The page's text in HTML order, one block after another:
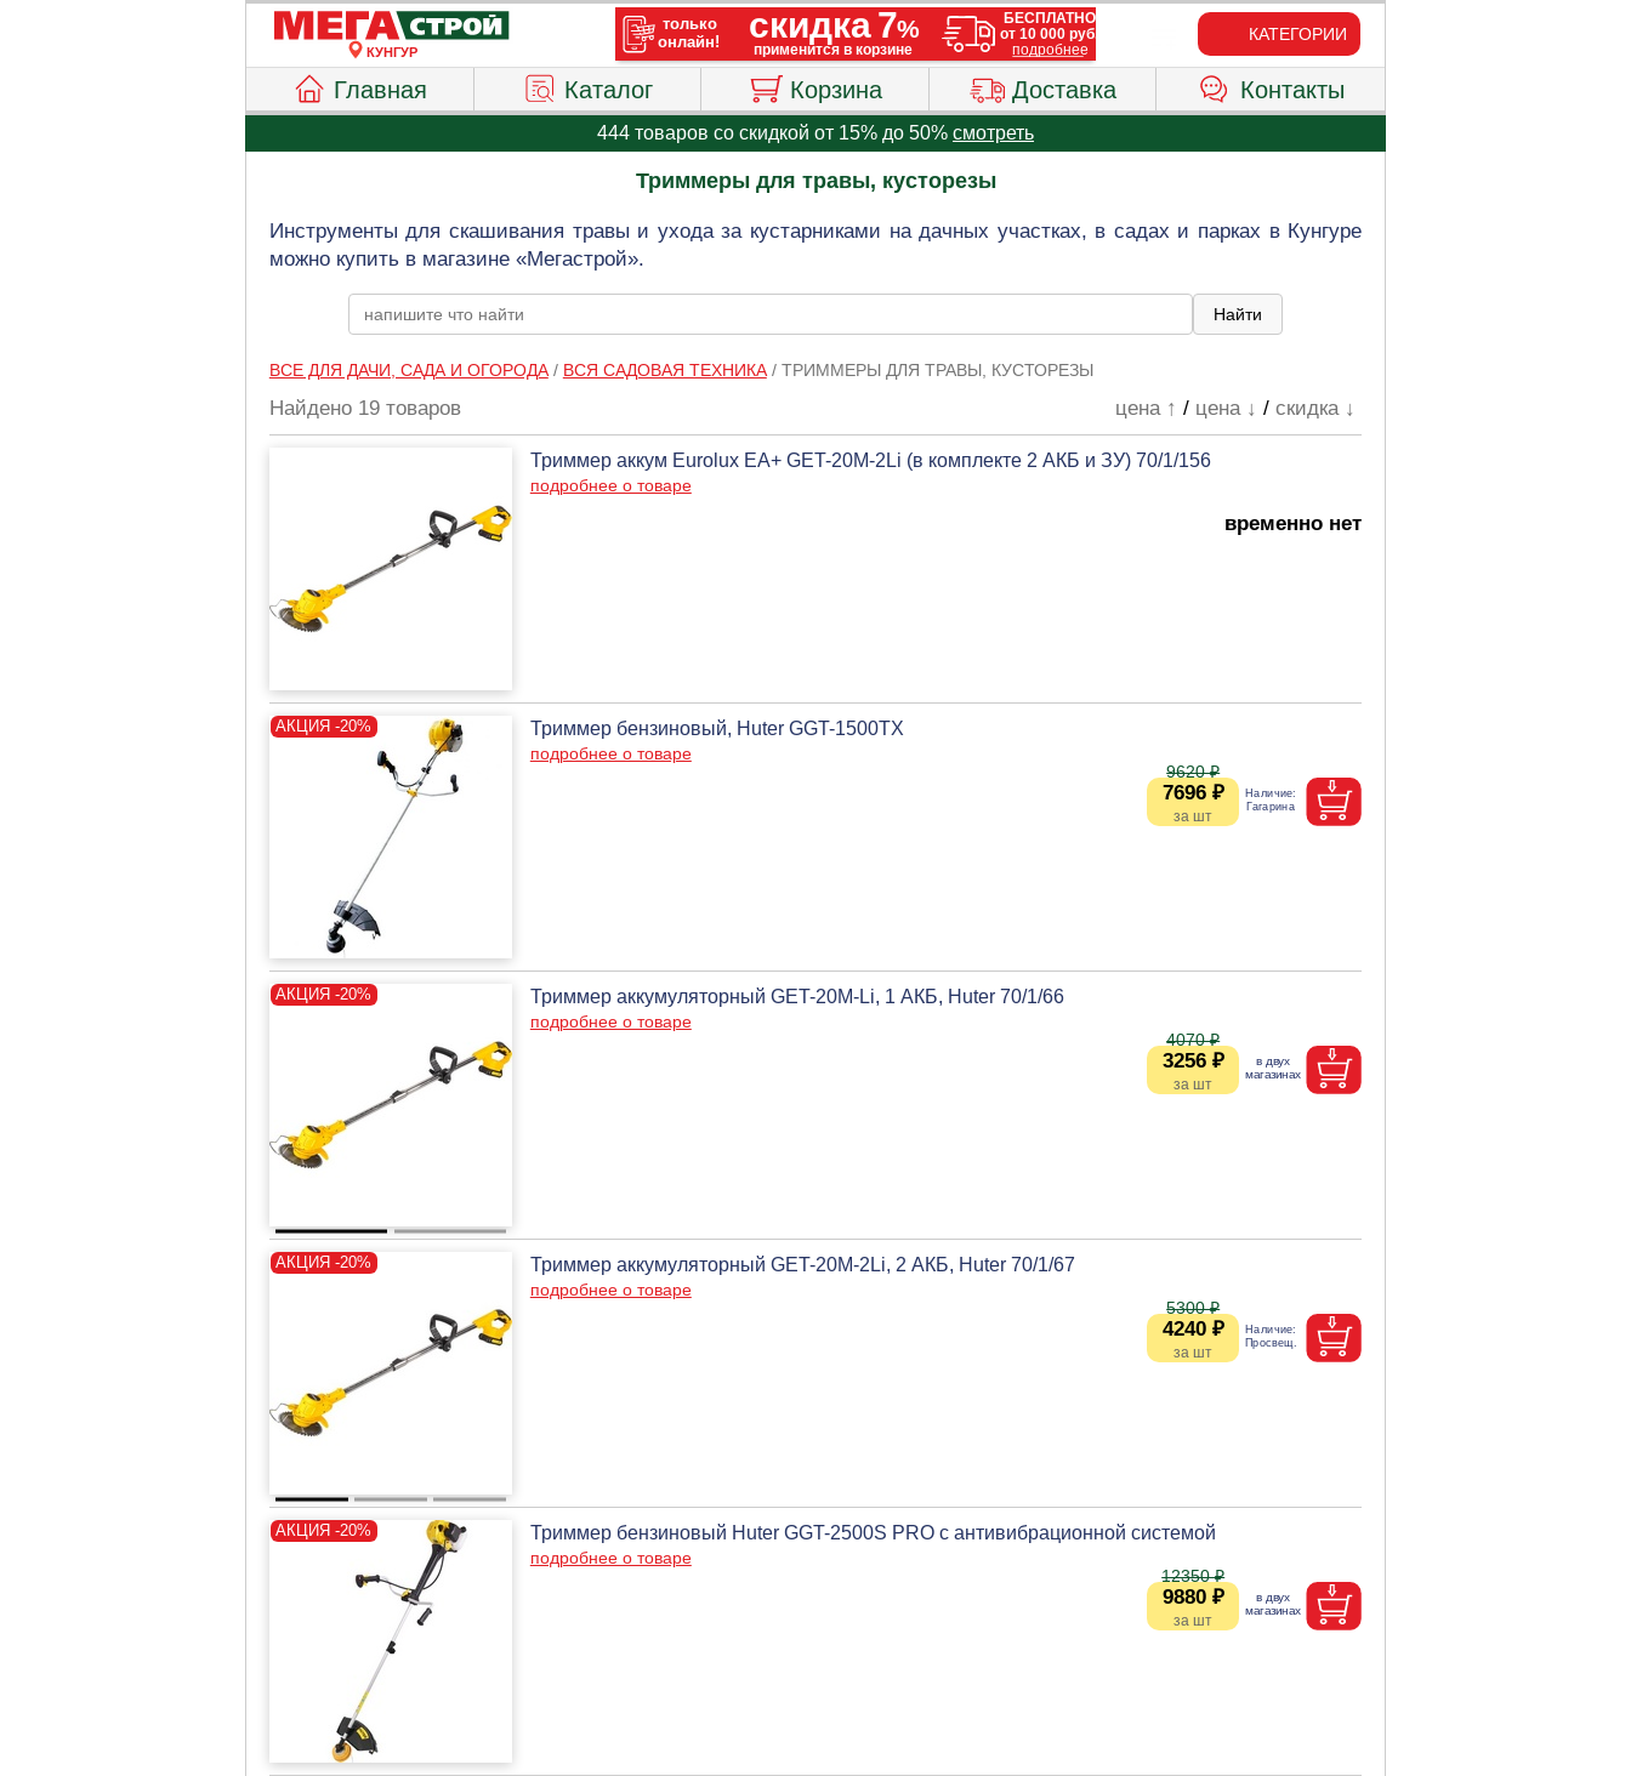
КУНГУР
КАТЕГОРИИ
Главная Каталог Корзина Доставка Контакты
444 товаров со скидкой от 15% до 50% смотреть
Триммеры для травы, кусторезы
Инструменты для скашивания травы и ухода за кустарниками на дачных участках, в садах и парках в Кунгуре
можно купить в магазине «Мегастрой».
ВСЕ ДЛЯ ДАЧИ, САДА И ОГОРОДА/ ВСЯ САДОВАЯ ТЕХНИКА/ ТРИММЕРЫ ДЛЯ ТРАВЫ, КУСТОРЕЗЫ
Найдено 19 товаров цена ↑ / цена ↓ /скидка ↓
Триммер аккум Eurolux EA+ GET-20M-2Li (в комплекте 2 АКБ и ЗУ) 70/1/156
подробнее о товаре
временно нет
Триммер бензиновый, Huter GGT-1500TX
подробнее о товаре
7696 ₽
9620 ₽
Триммер аккумуляторный GET-20M-Li, 1 АКБ, Huter 70/1/66
подробнее о товаре
3256 ₽
4070 ₽
Триммер аккумуляторный GET-20M-2Li, 2 АКБ, Huter 70/1/67
подробнее о товаре
4240 ₽
5300 ₽
Триммер бензиновый Huter GGT-2500S PRO с антивибрационной системой
подробнее о товаре
9880 ₽
12350 ₽